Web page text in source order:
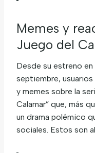
Memes y
Juego del
Desde su estreno
septiembre,
y memes sobre la
Calamar” que, más
un drama polémico
sociales. Estos son